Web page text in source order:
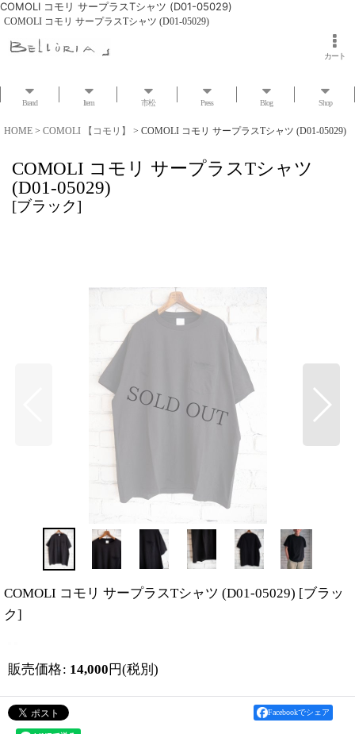
COMOLI コモリ サープラスTシャツ (D01-05029)
COMOLI コモリ サープラスTシャツ (D01-05029)
カート
Brand Item 市松 Press Blog Shop
HOME > COMOLI 【コモリ】 > COMOLI コモリ サープラスTシャツ (D01-05029)
COMOLI コモリ サープラスTシャツ
(D01-05029)
[ブラック]
COMOLI コモリ サープラスTシャツ (D01-05029) [ブラッ
ク]
販売価格: 14,000 円(税別)
Facebookでシェア